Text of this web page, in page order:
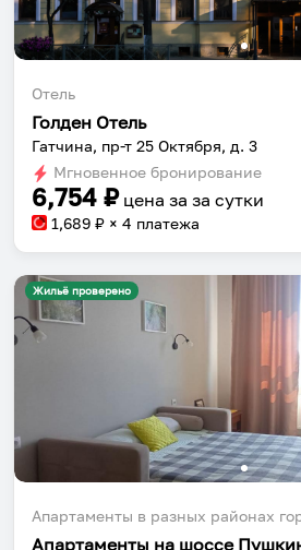
Отель
Голден Отель
Гатчина, пр-т 25 Октября, д. 3
Мгновенное бронирование
6,754 ₽ цена за за сутки
1,689 ₽ × 4 платежа
Жильё проверено
Апартаменты в разных районах
Апартаменты на шоссе